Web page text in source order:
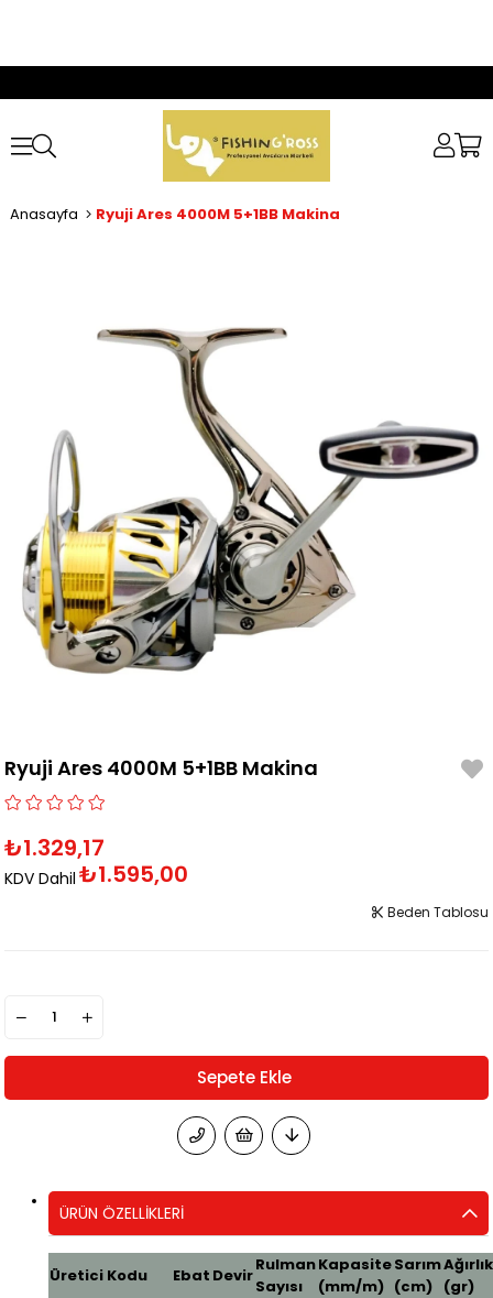
Anasayfa Ryuji Ares 4000M 5+1BB Makina
Ryuji Ares 4000M 5+1BB Makina
₺1.329,17
KDV Dahil ₺1.595,00
Beden Tablosu
ÜRÜN ÖZELLIKLERI
Üretici Kodu Ebat Devir
Rulman
Sayısı
Kapasite
(mm/m)
Sarım
(cm)
Ağırlık
(gr)